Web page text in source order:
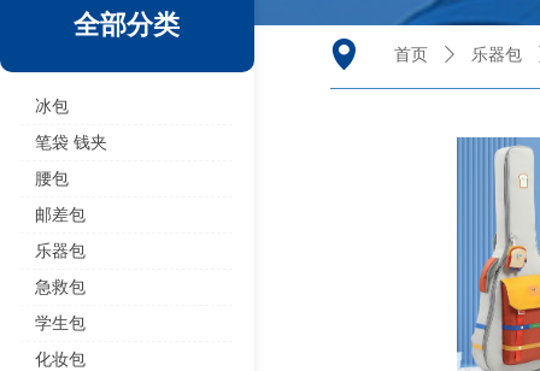
首页 ꄲ 乐器包
넹
冰包
笔袋 钱夹
腰包
邮差包
乐器包
急救包
学生包
化妆包
全部分类